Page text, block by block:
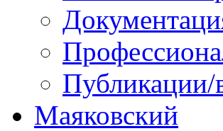
Маяковский